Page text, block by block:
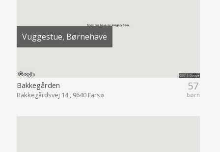
Vuggestue, Børnehave
57
børn
Bakkegården
Bakkegårdsvej 14 , 9640 Farsø